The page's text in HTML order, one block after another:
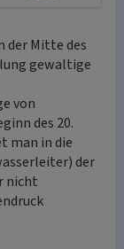
der Mitte des
gewaltige
von
des 20.
man in die
der
nicht